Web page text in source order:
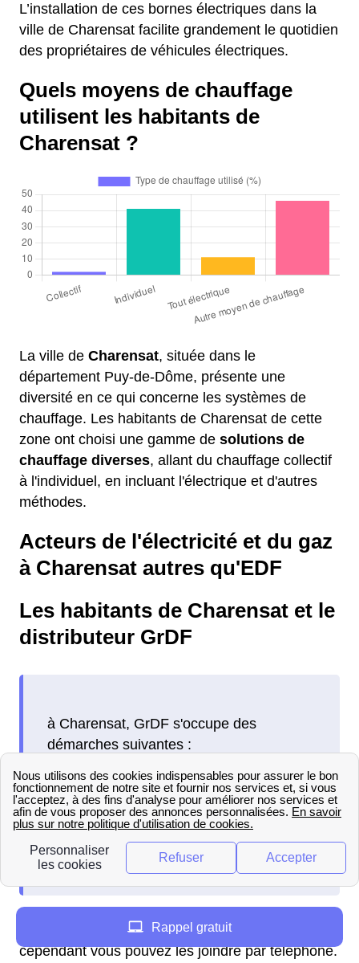
L’installation de ces bornes électriques dans la
ville de Charensat facilite grandement le quotidien
des propriétaires de véhicules électriques.
Quels moyens de chauffage
utilisent les habitants de
Charensat ?
La ville de Charensat, située dans le
département Puy-de-Dôme, présente une
diversité en ce qui concerne les systèmes de
chauffage. Les habitants de Charensat de cette
zone ont choisi une gamme de solutions de
chauffage diverses, allant du chauffage collectif
à l'individuel, en incluant l'électrique et d'autres
méthodes.
Acteurs de l'électricité et du gaz
à Charensat autres qu'EDF
Les habitants de Charensat et le
distributeur GrDF
à Charensat, GrDF s'occupe des
démarches suivantes :
Il n'y a pas de boutiques GrDF en France,
cependant vous pouvez les joindre par téléphone.
Rappel gratuit